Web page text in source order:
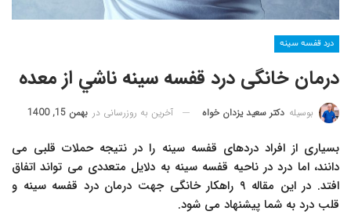
درد قفسه سینه
درمان خانگی درد قفسه سينه ناشي از معده
بوسیله دکتر سعید یزدان خواه آخرین به روزرسانی در بهمن 15, 1400
بسیاری از افراد دردهای قفسه سینه را در نتیجه حملات قلبی می
دانند، اما درد در ناحیه قفسه سینه به دلایل متعددی می تواند اتفاق
افتد. در این مقاله ۹ راهکار خانگی جهت درمان درد قفسه سینه و
قلب درد به شما پیشنهاد می شود.